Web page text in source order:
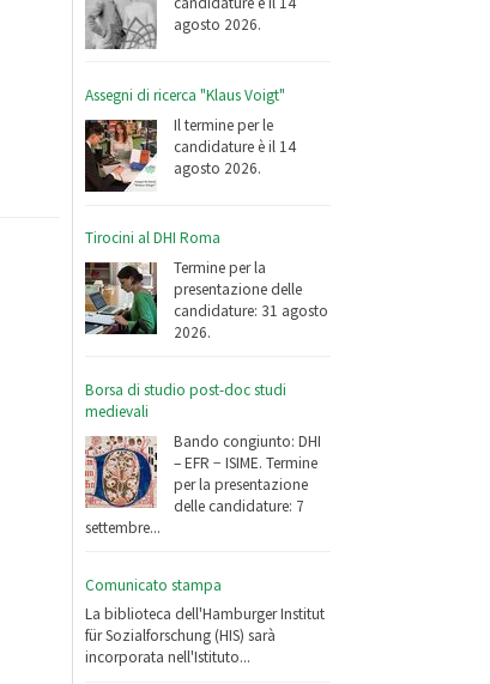
agosto 2026.
Assegni di ricerca "Klaus Voigt"
Il termine per le
candidature è il 14
agosto 2026.
Tirocini al DHI Roma
Termine per la
presentazione delle
candidature: 31 agosto
2026.
Borsa di studio post-doc studi
medievali
Bando congiunto: DHI
– EFR − ISIME. Termine
per la presentazione
delle candidature: 7
settembre...
Comunicato stampa
La biblioteca dell'Hamburger Institut
für Sozialforschung (HIS) sarà
incorporata nell'Istituto...